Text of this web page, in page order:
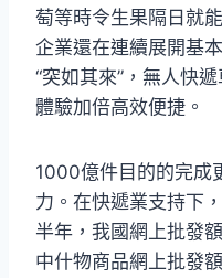
萄等時令生果隔日就
企業還在連續展開基
“突如其來”，無人快
體驗加倍高效便捷。
1000億件目的的完成
力。在快遞業支持下
半年，我國網上批發
中什物商品網上批發